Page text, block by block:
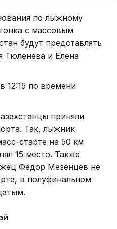
по лыжному
с массовым
будут представлять
Тюленева и Елена
12:15 по времени
приняли
Так, лыжник
старте на 50 км
15 место. Также
Федор Мезенцев не
в полуфинальном